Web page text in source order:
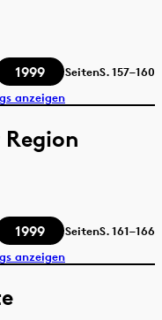
1999 SeitenS.157–160
anzeigen
1999 SeitenS.161–166
anzeigen